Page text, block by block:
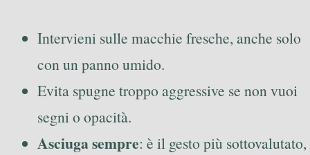
Intervieni sulle macchie fresche, anche solo
con un panno umido.
Evita spugne troppo aggressive se non vuoi
segni o opacità.
Asciuga sempre: è il gesto più sottovalutato,